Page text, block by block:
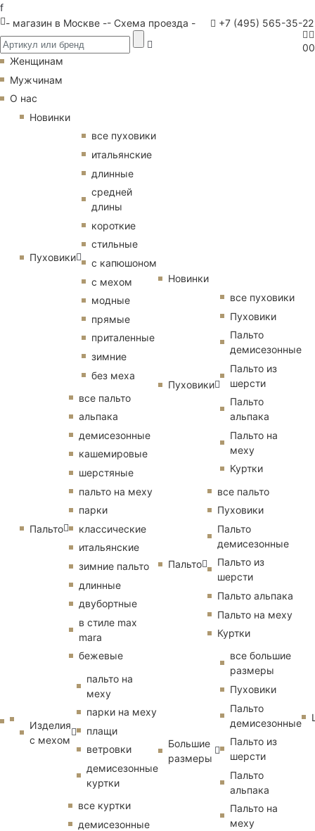
f
- магазин в Москве -- Схема проезда - +7 (495) 565-35-22
00
Женщинам
Мужчинам
О нас
Новинки
Пуховики
все пуховики
итальянские
длинные
средней
длины
короткие
стильные
с капюшоном
с мехом
модные
прямые
приталенные
зимние
без меха
Пальто
все пальто
альпака
демисезонные
кашемировые
шерстяные
пальто на меху
парки
классические
итальянские
зимние пальто
длинные
двубортные
в стиле max
mara
бежевые
Изделия
с мехом
пальто на
меху
парки на меху
плащи
ветровки
демисезонные
куртки
все куртки
демисезонные
Новинки
Пуховики
все пуховики
Пуховики
Пальто
демисезонные
Пальто из
шерсти
Пальто
альпака
Пальто на
меху
Куртки
Пальто
все пальто
Пуховики
Пальто
демисезонные
Пальто из
шерсти
Пальто альпака
Пальто на меху
Куртки
Большие
размеры
все большие
размеры
Пуховики
Пальто
демисезонные
Пальто из
шерсти
Пальто
альпака
Пальто на
меху